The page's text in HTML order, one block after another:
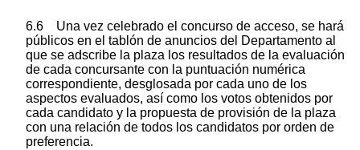
6.6 Una vez celebrado el concurso de acceso, se hará
públicos en el tablón de anuncios del Departamento al
que se adscribe la plaza los resultados de la evaluación
de cada concursante con la puntuación numérica
correspondiente, desglosada por cada uno de los
aspectos evaluados, así como los votos obtenidos por
cada candidato y la propuesta de provisión de la plaza
con una relación de todos los candidatos por orden de
preferencia.